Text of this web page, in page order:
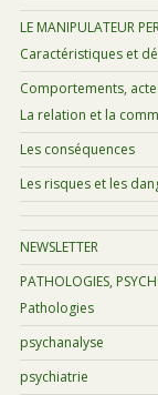
LE MANIPULATEUR
Caractéristiques et
Comportements,
La relation et la
Les conséquences
Les risques et les
NEWSLETTER
PATHOLOGIES,
Pathologies
psychanalyse
psychiatrie